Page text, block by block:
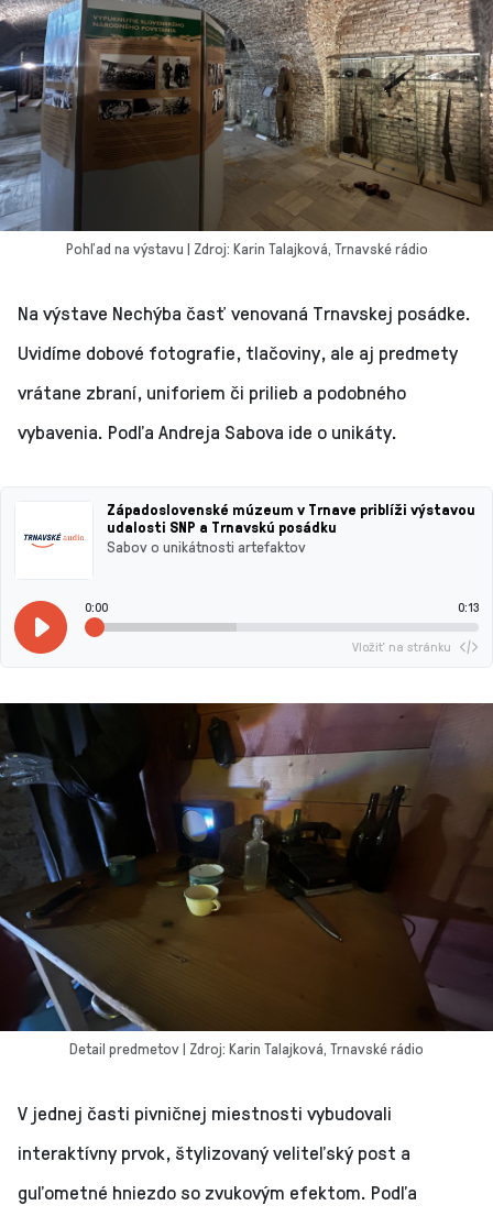
Pohľad na výstavu | Zdroj: Karin Talajková, Trnavské rádio
Na výstave Nechýba časť venovaná Trnavskej posádke.
Uvidíme dobové fotografie, tlačoviny, ale aj predmety
vrátane zbraní, uniforiem či prilieb a podobného
vybavenia. Podľa Andreja Sabova ide o unikáty.
Západoslovenské múzeum v Trnave priblíži výstavou
udalosti SNP a Trnavskú posádku
Sabov o unikátnosti artefaktov
0:00 0:13
Vložiť na stránku
Detail predmetov | Zdroj: Karin Talajková, Trnavské rádio
V jednej časti pivničnej miestnosti vybudovali
interaktívny prvok, štylizovaný veliteľský post a
guľometné hniezdo so zvukovým efektom. Podľa